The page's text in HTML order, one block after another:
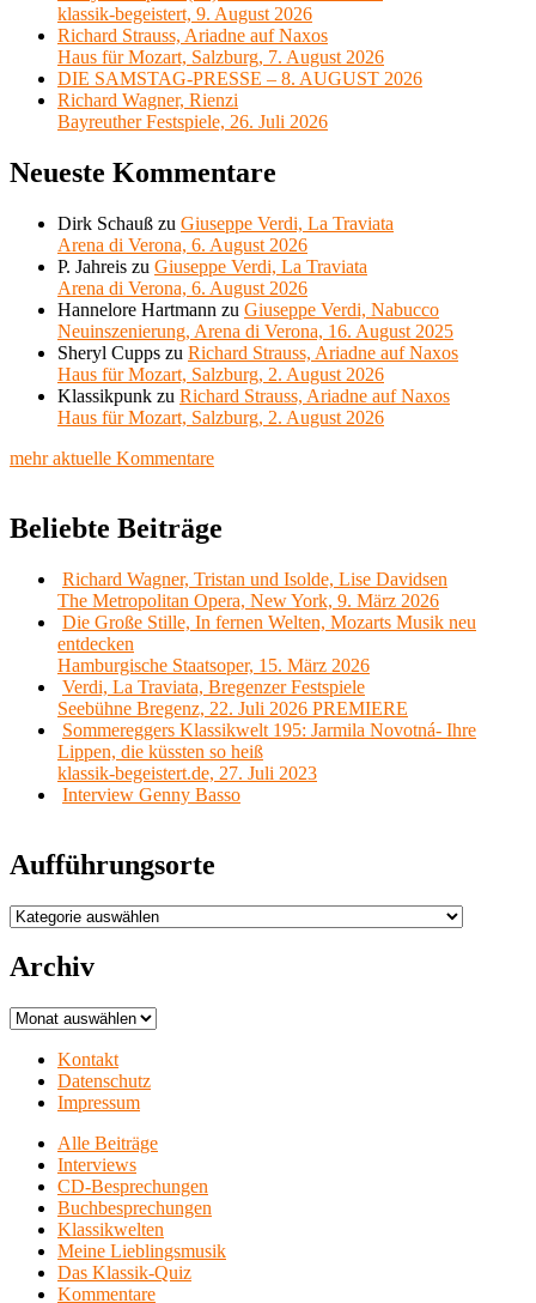
klassik-begeistert, 9. August 2026
Richard Strauss, Ariadne auf Naxos
Haus für Mozart, Salzburg, 7. August 2026
DIE SAMSTAG-PRESSE – 8. AUGUST 2026
Richard Wagner, Rienzi
Bayreuther Festspiele, 26. Juli 2026
Neueste Kommentare
Dirk Schauß zu Giuseppe Verdi, La Traviata
Arena di Verona, 6. August 2026
P. Jahreis zu Giuseppe Verdi, La Traviata
Arena di Verona, 6. August 2026
Hannelore Hartmann zu Giuseppe Verdi, Nabucco
Neuinszenierung, Arena di Verona, 16. August 2025
Sheryl Cupps zu Richard Strauss, Ariadne auf Naxos
Haus für Mozart, Salzburg, 2. August 2026
Klassikpunk zu Richard Strauss, Ariadne auf Naxos
Haus für Mozart, Salzburg, 2. August 2026
mehr aktuelle Kommentare
Beliebte Beiträge
Richard Wagner, Tristan und Isolde, Lise Davidsen
The Metropolitan Opera, New York, 9. März 2026
Die Große Stille, In fernen Welten, Mozarts Musik neu
entdecken
Hamburgische Staatsoper, 15. März 2026
Verdi, La Traviata, Bregenzer Festspiele
Seebühne Bregenz, 22. Juli 2026 PREMIERE
Sommereggers Klassikwelt 195: Jarmila Novotná- Ihre
Lippen, die küssten so heiß
klassik-begeistert.de, 27. Juli 2023
Interview Genny Basso
Aufführungsorte
Aufführungsorte
Archiv
Archiv
Kontakt
Datenschutz
Impressum
Alle Beiträge
Interviews
CD-Besprechungen
Buchbesprechungen
Klassikwelten
Meine Lieblingsmusik
Das Klassik-Quiz
Kommentare